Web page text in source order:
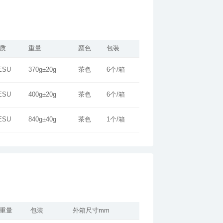
重量 颜色 包装
370g±20g 茶色 6个/箱
400g±20g 茶色 6个/箱
840g±40g 茶色 1个/箱
重量 包装 外箱尺寸mm